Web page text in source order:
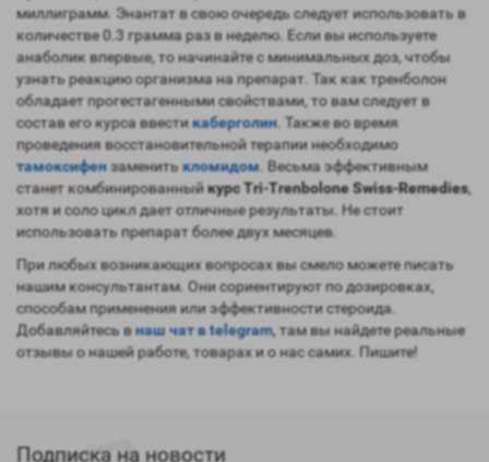
миллиграмм. Энантат в свою очередь следует использовать в
количестве 0.3 грамма раз в неделю. Если вы используете
анаболик впервые, то начинайте с минимальных доз, чтобы
узнать реакцию организма на препарат. Так как тренболон
обладает прогестагенными свойствами, то вам следует в
состав его курса ввестикаберголин. Также во время
проведения восстановительной терапии необходимо
тамоксифензаменитькломидом . Весьма эффективным
станет комбинированныйкурс Tri-Trenbolone Swiss-Remedies,
хотя и соло цикл дает отличные результаты. Не стоит
использовать препарат более двух месяцев.
При любых возникающих вопросах вы смело можете писать
нашим консультантам. Они сориентируют по дозировках,
способам применения или эффективности стероида.
Добавляйтесь внаш чат в telegram, там вы найдете реальные
отзывы о нашей работе, товарах и о нас самих. Пишите!
Подписка на новости